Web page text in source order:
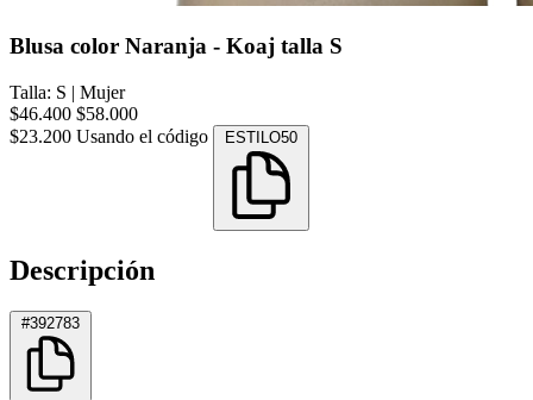
Blusa color Naranja - Koaj talla S
Talla: S | Mujer
$46.400 $58.000
$23.200 Usando el código ESTILO50
Descripción
#392783